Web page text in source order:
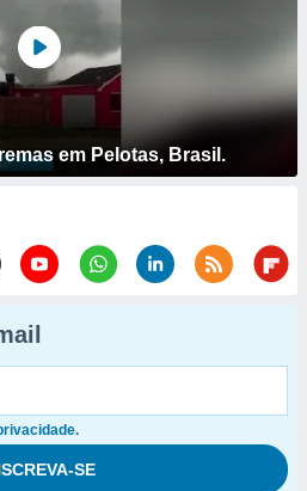
em Pelotas, Brasil.